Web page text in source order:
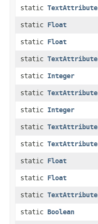
static TextAttribute
static Float
static Float
static TextAttribute
static Integer
static TextAttribute
static Integer
static TextAttribute
static TextAttribute
static Float
static Float
static TextAttribute
static Boolean